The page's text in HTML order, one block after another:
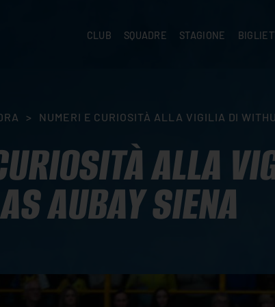
CLUB
CONTATTACI
SQUADRE
SETTORE GIOVANILE
MINIVOLLEY
STAGIONE
CAMP
> NUMERI E CURIOSITÀ ALLA VIGILIA DI
ALLA
AUBAY SIENA